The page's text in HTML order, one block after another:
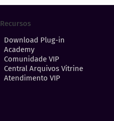
Recursos
Download Plug-in
Academy
Comunidade VIP
Central Arquivos Vitrine
Atendimento VIP